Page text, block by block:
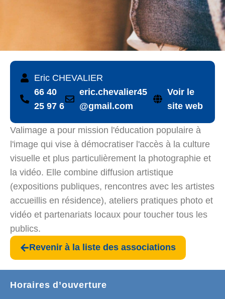
Eric CHEVALIER
66 40
25 97 6
eric.chevalier45
@gmail.com
Voir le
site web
Valimage a pour mission l'éducation populaire à
l'image qui vise à démocratiser l'accès à la culture
visuelle et plus particulièrement la photographie et
la vidéo. Elle combine diffusion artistique
(expositions publiques, rencontres avec les artistes
accueillis en résidence), ateliers pratiques photo et
vidéo et partenariats locaux pour toucher tous les
publics.
Revenir à la liste des associations
Horaires d’ouverture